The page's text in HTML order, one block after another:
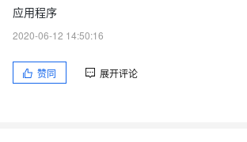
应用程序
2020-06-12 14:50:16
赞同 展开评论